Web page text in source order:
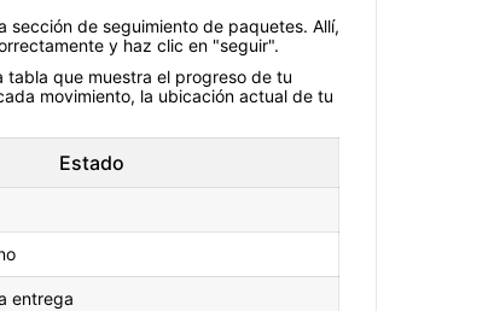
sección de seguimiento de paquetes. Allí,
y haz clic en "seguir".
que muestra el progreso de tu
movimiento, la ubicación actual de tu
Estado
entrega